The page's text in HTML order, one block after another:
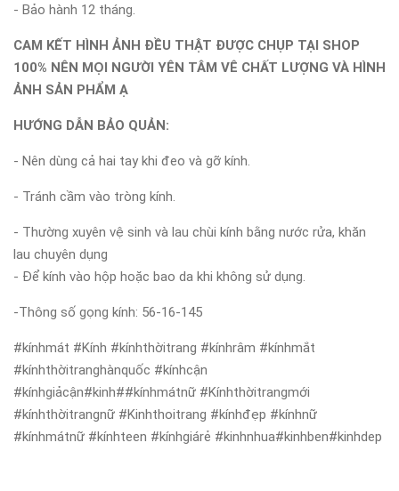
- Bảo hành 12 tháng.
CAM KẾT HÌNH ẢNH ĐỀU THẬT ĐƯỢC CHỤP TẠI SHOP
100% NÊN MỌI NGƯỜI YÊN TÂM VÊ CHẤT LƯỢNG VÀ HÌNH
ẢNH SẢN PHẨM Ạ
HƯỚNG DẪN BẢO QUẢN:
- Nên dùng cả hai tay khi đeo và gỡ kính.
- Tránh cầm vào tròng kính.
- Thường xuyên vệ sinh và lau chùi kính bằng nước rửa, khăn
lau chuyên dụng
- Để kính vào hộp hoặc bao da khi không sử dụng.
-Thông số gọng kính: 56-16-145
#kínhmát #Kính #kínhthờitrang #kínhrâm #kínhmắt
#kínhthờitranghànquốc #kínhcận
#kínhgiảcận#kinh##kínhmátnữ #Kínhthờitrangmới
#kínhthờitrangnữ #Kinhthoitrang #kínhđẹp #kínhnữ
#kínhmátnữ #kínhteen #kínhgiárẻ #kinhnhua#kinhben#kinhdep